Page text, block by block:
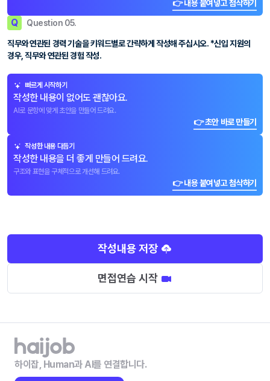
👉 내용 붙여넣고 첨삭하기
Q Question 05.
직무와 연관된 경력 기술을 키워드별로 간략하게 작성해 주십시오. *신입 지원의
경우, 직무와 연관된 경험 작성.
빠르게 시작하기
작성한 내용이 없어도 괜찮아요.
AI로 문항에 맞게 초안을 만들어 드려요.
👉 초안 바로 만들기
작성한 내용 다듬기
작성한 내용을 더 좋게 만들어 드려요.
구조와 표현을 구체적으로 개선해 드려요.
👉 내용 붙여넣고 첨삭하기
작성내용 저장
면접연습 시작
하이잡, Human과 AI를 연결합니다.